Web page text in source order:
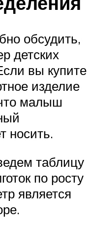
обсудить,
детских
вы купите
изделие
малыш
носить.
таблицу
по росту
является